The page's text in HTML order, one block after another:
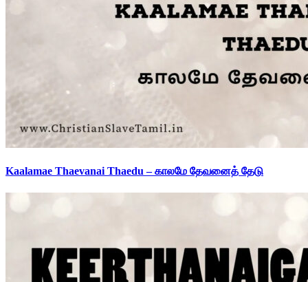
Kaalamae Thaevanai Thaedu – காலமே தேவனைத் தேடு